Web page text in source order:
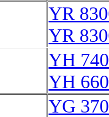
YR
YR
YH
YH
YG